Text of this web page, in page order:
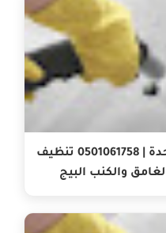
شركة تنظيف كنب بالبخار بجدة | 0501061758 تنظيف
والكنب البيج